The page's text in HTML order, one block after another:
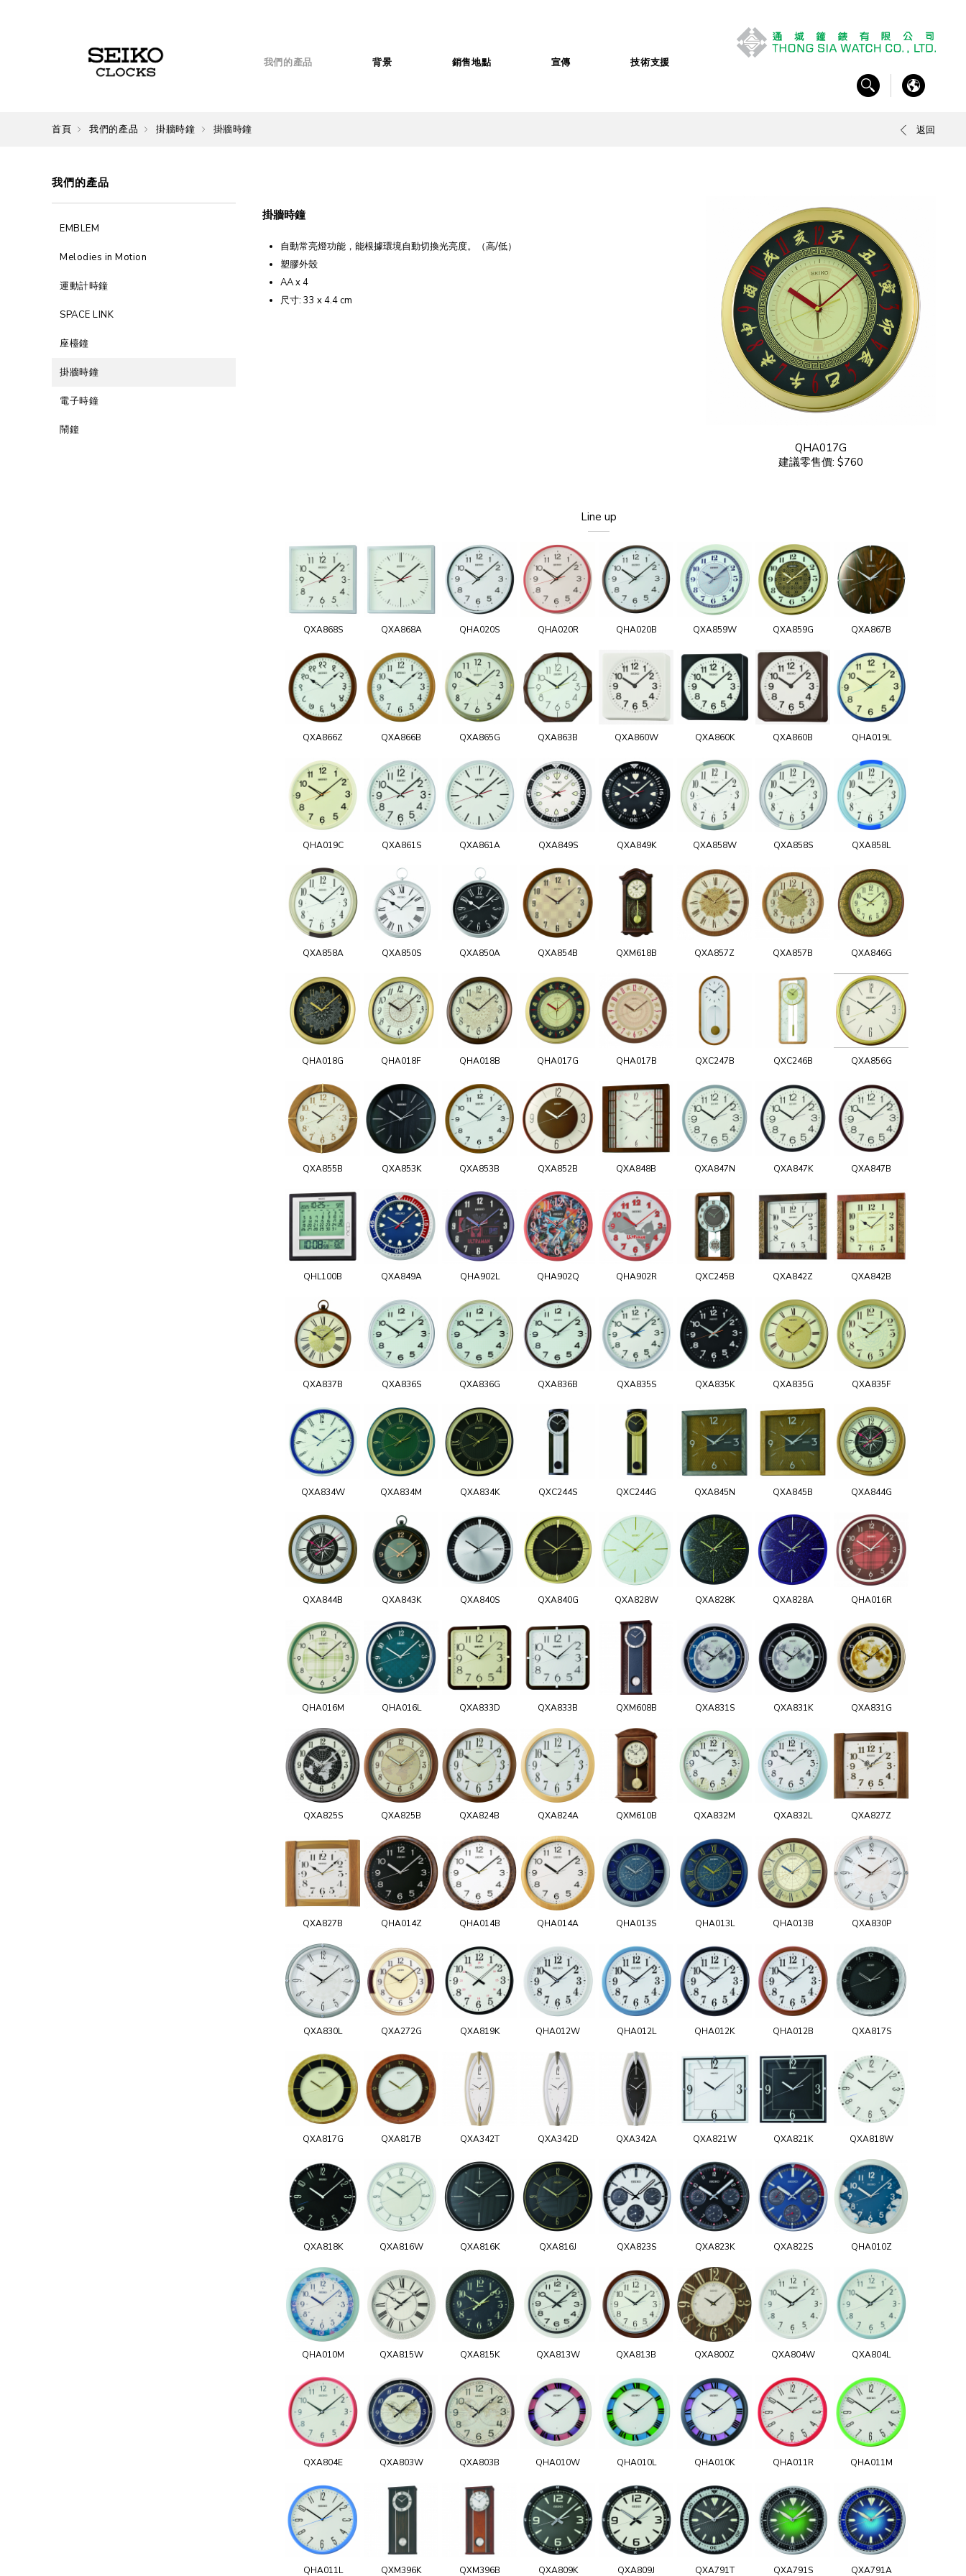
我們的產品 背景 銷售地點 宣傳 技術支援
首頁 我們的產品 掛牆時鐘 掛牆時鐘 返回
我們的產品
EMBLEM
Melodies in Motion
運動計時鐘
SPACE LINK
座檯鐘
掛牆時鐘
電子時鐘
鬧鐘
QHA017G
建議零售價: $760
掛牆時鐘
自動常亮燈功能，能根據環境自動切換光亮度。（高/低）
塑膠外殼
AA x 4
尺寸: 33 x 4.4 cm
Line up
QXA868S QXA868A QHA020S QHA020R QHA020B QXA859W QXA859G QXA867B
QXA866Z QXA866B QXA865G QXA863B QXA860W QXA860K QXA860B QHA019L
QHA019C QXA861S QXA861A QXA849S QXA849K QXA858W QXA858S QXA858L
QXA858A QXA850S QXA850A QXA854B QXM618B QXA857Z QXA857B QXA846G
QHA018G QHA018F QHA018B QHA017G QHA017B QXC247B QXC246B QXA856G
QXA855B QXA853K QXA853B QXA852B QXA848B QXA847N QXA847K QXA847B
QHL100B QXA849A QHA902L QHA902Q QHA902R QXC245B QXA842Z QXA842B
QXA837B QXA836S QXA836G QXA836B QXA835S QXA835K QXA835G QXA835F
QXA834W QXA834M QXA834K QXC244S QXC244G QXA845N QXA845B QXA844G
QXA844B QXA843K QXA840S QXA840G QXA828W QXA828K QXA828A QHA016R
QHA016M QHA016L QXA833D QXA833B QXM608B QXA831S QXA831K QXA831G
QXA825S QXA825B QXA824B QXA824A QXM610B QXA832M QXA832L QXA827Z
QXA827B QHA014Z QHA014B QHA014A QHA013S QHA013L QHA013B QXA830P
QXA830L QXA272G QXA819K QHA012W QHA012L QHA012K QHA012B QXA817S
QXA817G QXA817B QXA342T QXA342D QXA342A QXA821W QXA821K QXA818W
QXA818K QXA816W QXA816K QXA816J QXA823S QXA823K QXA822S QHA010Z
QHA010M QXA815W QXA815K QXA813W QXA813B QXA800Z QXA804W QXA804L
QXA804E QXA803W QXA803B QHA010W QHA010L QHA010K QHA011R QHA011M
QHA011L QXM396K QXM396B QXA809K QXA809J QXA791T QXA791S QXA791A